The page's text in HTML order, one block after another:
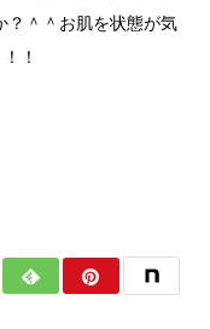
？＾＾お肌を状態が気
！